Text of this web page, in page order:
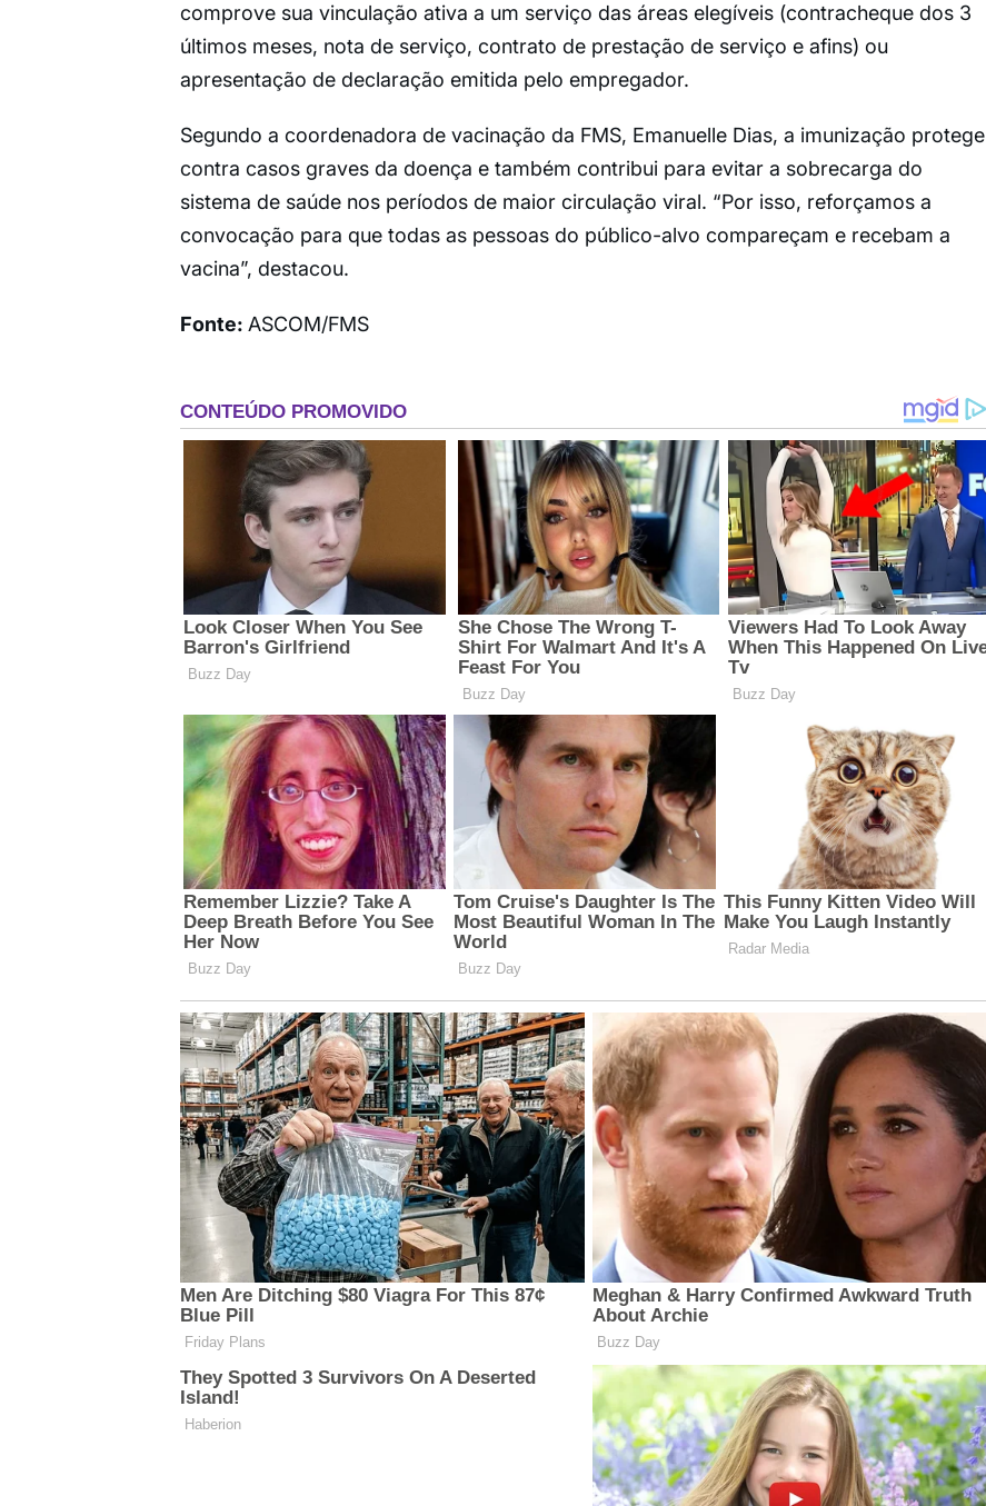
comprove sua vinculação ativa a um serviço das áreas elegíveis (contracheque dos 3
últimos meses, nota de serviço, contrato de prestação de serviço e afins) ou
apresentação de declaração emitida pelo empregador.
Segundo a coordenadora de vacinação da FMS, Emanuelle Dias, a imunização protege
contra casos graves da doença e também contribui para evitar a sobrecarga do
sistema de saúde nos períodos de maior circulação viral. “Por isso, reforçamos a
convocação para que todas as pessoas do público-alvo compareçam e recebam a
vacina”, destacou.
Fonte: ASCOM/FMS